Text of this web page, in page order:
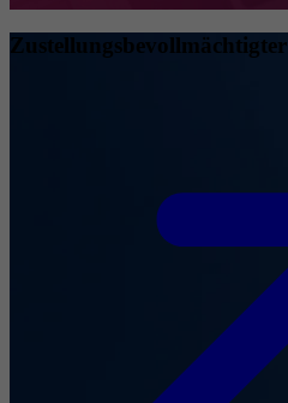
Zustellungsbevollmächtigter